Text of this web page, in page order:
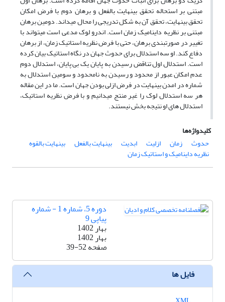
مبتنی بر استحاله تحقق بینهایت بالفعل و برهان دوم با فرض امکان
تحقق بینهایت، تحقق آن به شکل تدریجی را محال میداند. دومین برهان
مبتنی بر نظریه داینامیک زمان است. اندرو لوک مدعی است میتواند با
تغییر در صورتبندی برهان، حتی با فرض نظریه استاتیک زمان، از برهان
دفاع کند. او سه استدلال برای حدوث جهان در نگاه استاتیک بیان کرده
است. استدلال اول تناقض رسیدن به پایان یک بی پایان، استدلال دوم
عدم امکان عبور از محدود و رسیدن به نامحدود و سومین استدلال به
شماره در امدن بینهایت در فرض ازلی بودن جهان است. ما در این مقاله
هر سه استدلال لوک را غیر منتج میدانیم و با فرض نظریه استاتیک،
استدلال های او نتیجه بخش نیستند.
کلیدواژه‌ها
حدوث
زمان ازلیت ابدیت بینهایت بالفعل بینهایت بالقوه
نظریه داینامیک و استاتیک زمان
دوره 5، شماره 1 - شماره
پیاپی 9
بهار 1402
بهار 1402
صفحه39-52
فایل ها